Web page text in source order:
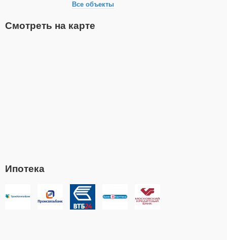
Все объекты
Смотреть на карте
Ипотека